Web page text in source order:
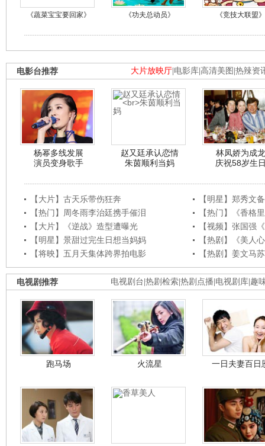
《蔬菜宝宝要回家》 《功夫总动员》 《竞技大联盟》
大片放映厅 电影库 高清美图 热辣资
电影台推荐
杨幂多线发展
演员变身歌手
赵又廷承认恋情
朱茵顺利当妈
林凤娇为成龙
庆祝58岁生
【大片】古天乐带伤狂奔
【明星】郑秀文
【热门】周冬雨李治廷携手催泪
【热门】《香格
【大片】《逆战》造型遭曝光
【视频】张国强
【明星】景甜过完生日想当妈妈
【热剧】《美人
【将映】五月天集体跨界拍电影
【热剧】姜文马
电视剧台 热剧检索 热剧点播 电视剧库 趣
电视剧推荐
跑马场 火流星 一日夫妻百日